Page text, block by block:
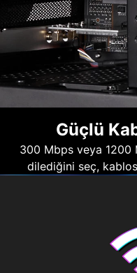
Güçlü
300 Mbps veya 1200
dilediğini seç,